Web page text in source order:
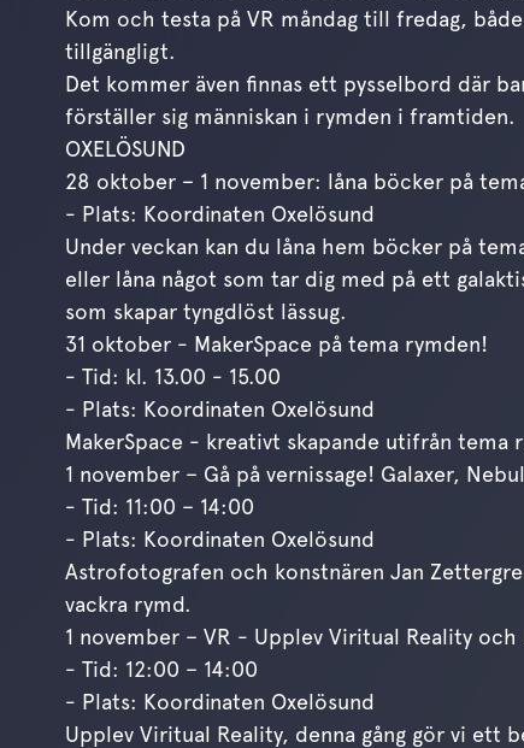
Kom och testa på VR måndag till fredag,
tillgängligt.
Det kommer även finnas ett pysselbord där
förställer sig människan i rymden i framtiden.
OXELÖSUND
28 oktober – 1 november: låna böcker på
- Plats: Koordinaten Oxelösund
Under veckan kan du låna hem böcker på
eller låna något som tar dig med på ett
som skapar tyngdlöst lässug.
31 oktober - MakerSpace på tema rymden!
- Tid: kl. 13.00 - 15.00
- Plats: Koordinaten Oxelösund
MakerSpace - kreativt skapande utifrån tema
1 november – Gå på vernissage! Galaxer,
- Tid: 11:00 – 14:00
- Plats: Koordinaten Oxelösund
Astrofotografen och konstnären Jan
vackra rymd.
1 november – VR - Upplev Viritual Reality och
- Tid: 12:00 – 14:00
- Plats: Koordinaten Oxelösund
Upplev Viritual Reality, denna gång gör vi ett